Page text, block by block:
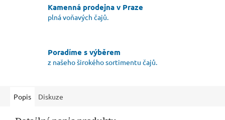
Kamenná prodejna v Praze
plná voňavých čajů.
Poradíme s výběrem
z našeho širokého sortimentu čajů.
Popis Diskuze